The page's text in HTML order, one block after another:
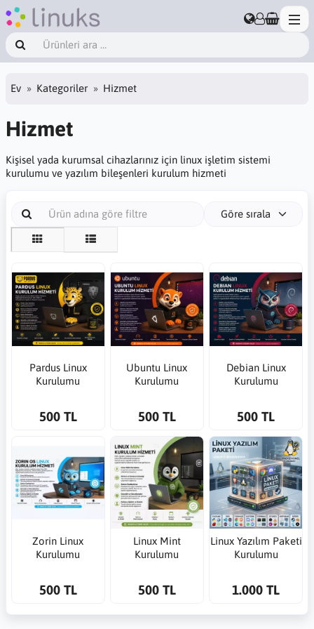
Ev Kategoriler Hizmet
Hizmet
Kişisel yada kurumsal cihazlarınız için linux işletim sistemi
kurulumu ve yazılım bileşenleri kurulum hizmeti
Göre sırala
Pardus Linux
Kurulumu
500 TL
Ubuntu Linux
Kurulumu
500 TL
Debian Linux
Kurulumu
500 TL
Zorin Linux
Kurulumu
500 TL
Linux Mint
Kurulumu
500 TL
Linux Yazılım Paketi
Kurulumu
1.000 TL